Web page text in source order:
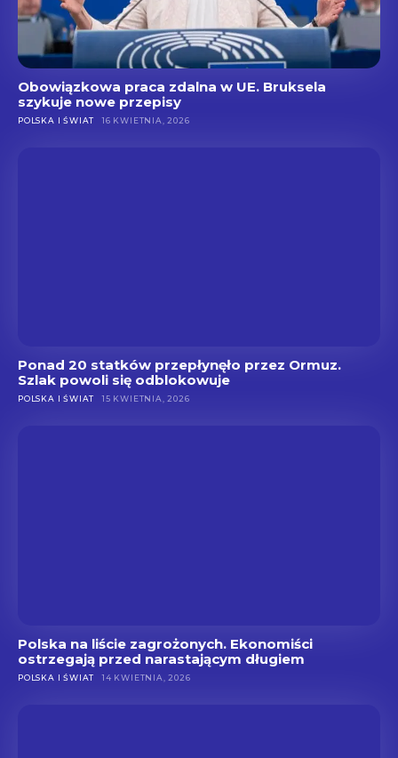
Obowiązkowa praca zdalna w UE. Bruksela
szykuje nowe przepisy
POLSKA I ŚWIAT 16 KWIETNIA, 2026
Ponad 20 statków przepłynęło przez Ormuz.
Szlak powoli się odblokowuje
POLSKA I ŚWIAT 15 KWIETNIA, 2026
Polska na liście zagrożonych. Ekonomiści
ostrzegają przed narastającym długiem
POLSKA I ŚWIAT 14 KWIETNIA, 2026